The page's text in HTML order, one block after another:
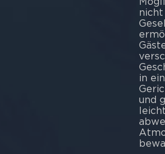
nicht
in
und